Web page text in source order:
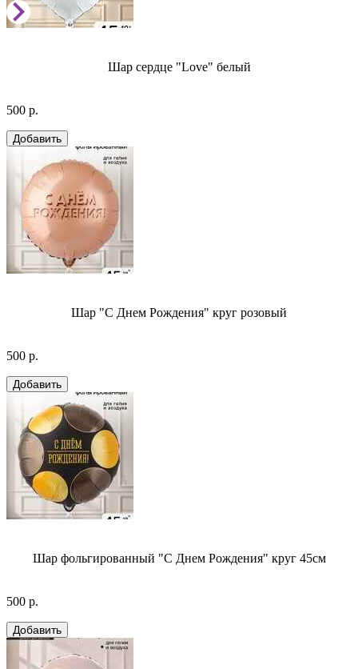
Шар сердце "Love" белый
500 р.
Шар "С Днем Рождения" круг розовый
500 р.
Шар фольгированный "С Днем Рождения" круг 45см
500 р.